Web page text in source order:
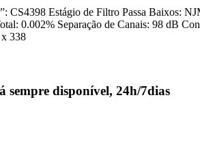
Estágio de Filtro Passa Baixos:
0.002% Separação de Canais: 98 dB
338
sempre disponível, 24h/7dias